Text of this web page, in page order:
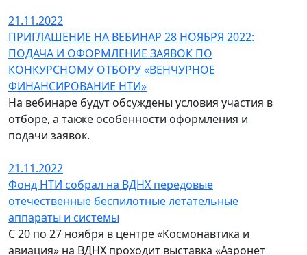
21.11.2022
ПРИГЛАШЕНИЕ НА ВЕБИНАР 28 НОЯБРЯ 2022:
ПОДАЧА И ОФОРМЛЕНИЕ ЗАЯВОК ПО
КОНКУРСНОМУ ОТБОРУ «ВЕНЧУРНОЕ
ФИНАНСИРОВАНИЕ НТИ»
На вебинаре будут обсуждены условия участия в
отборе, а также особенности оформления и
подачи заявок.
21.11.2022
Фонд НТИ собрал на ВДНХ передовые
отечественные беспилотные летательные
аппараты и системы
С 20 по 27 ноября в центре «Космонавтика и
авиация» на ВДНХ проходит выставка «Аэронет